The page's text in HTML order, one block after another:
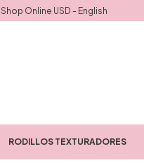
Shop Online USD - English
RODILLOS TEXTURADORES